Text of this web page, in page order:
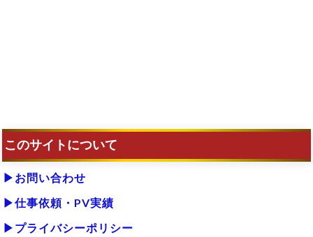
このサイトについて
▶お問い合わせ
▶仕事依頼・PV実績
▶プライバシーポリシー